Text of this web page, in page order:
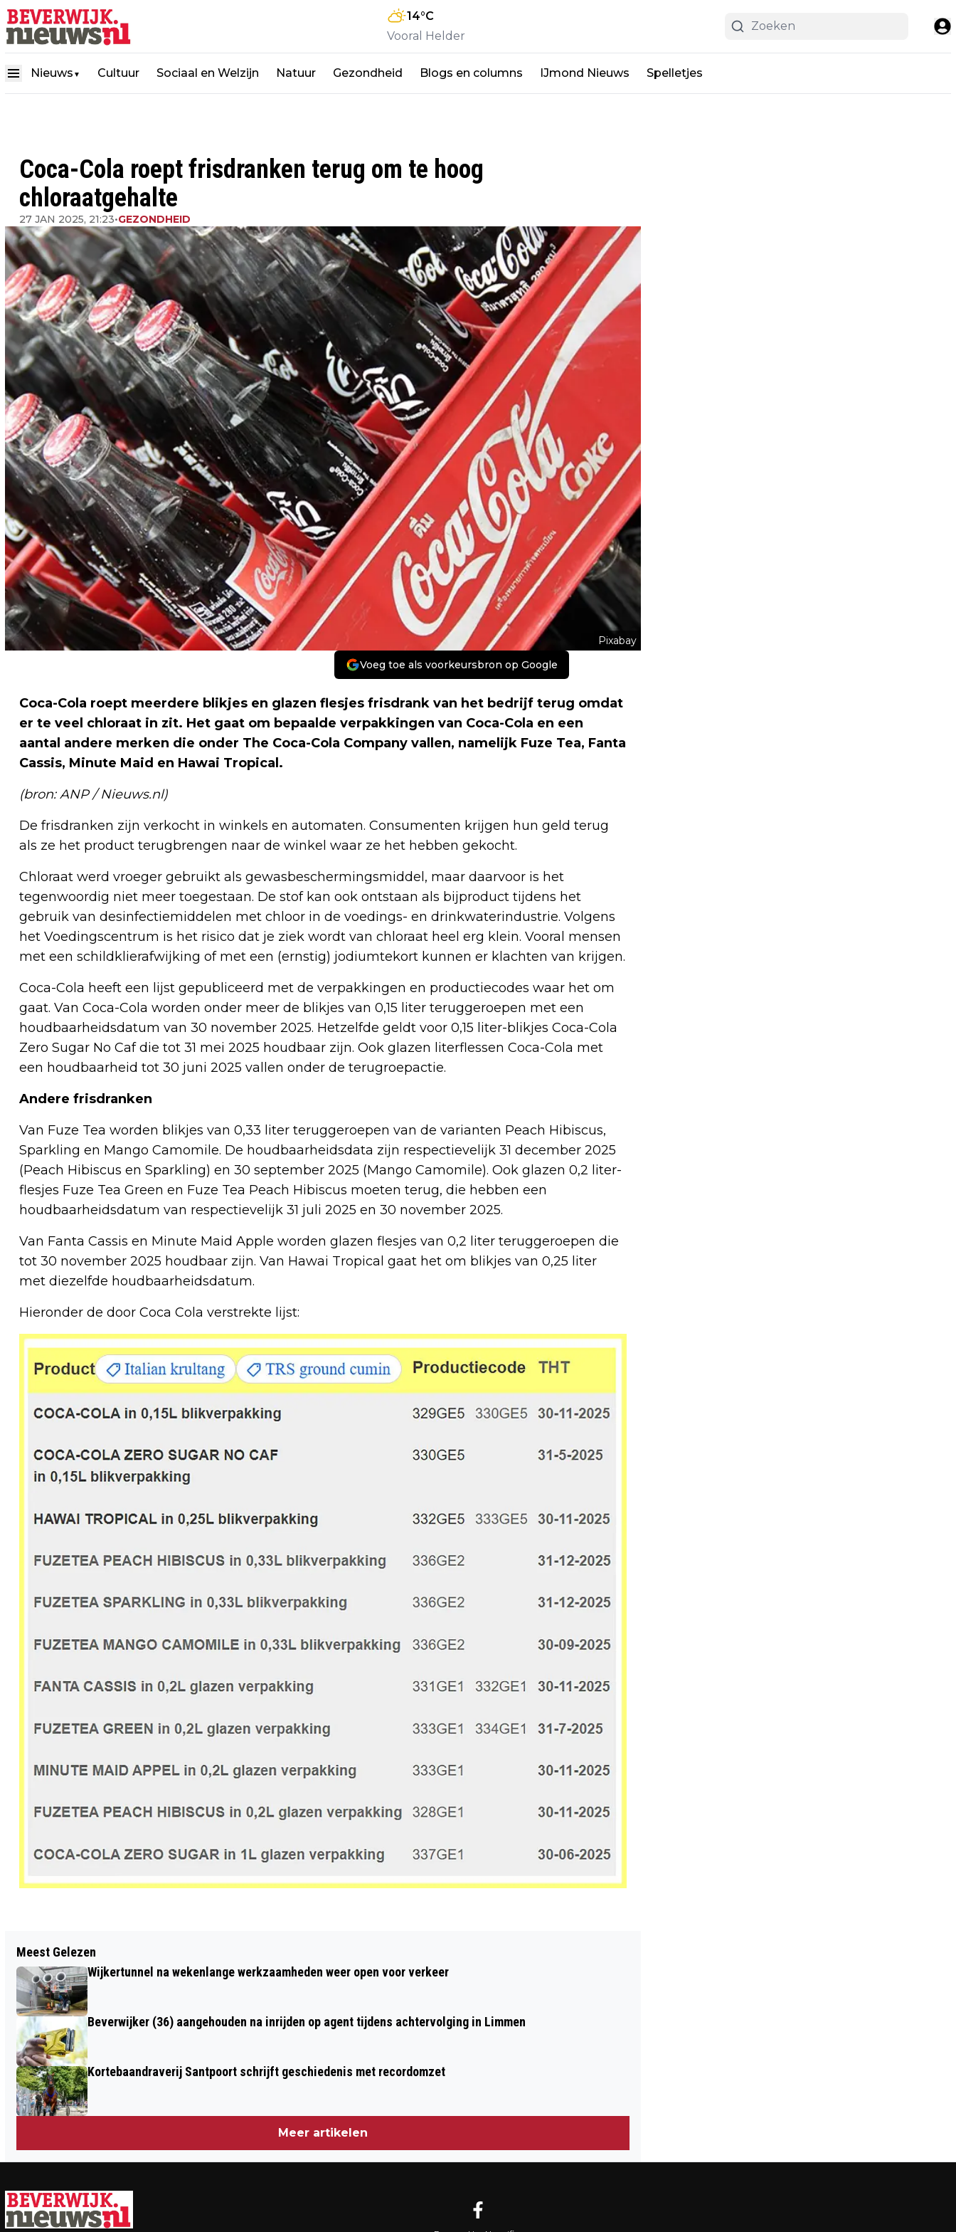
14°C
Vooral Helder
Nieuws ▼ Cultuur Sociaal en Welzijn Natuur Gezondheid Blogs en columns IJmond Nieuws Spelletjes
Coca-Cola roept frisdranken terug om te hoog
chloraatgehalte
27 JAN 2025, 21:23•GEZONDHEID
Pixabay
Voeg toe als voorkeursbron op Google
Coca-Cola roept meerdere blikjes en glazen flesjes frisdrank van het bedrijf terug omdat
er te veel chloraat in zit. Het gaat om bepaalde verpakkingen van Coca-Cola en een
aantal andere merken die onder The Coca-Cola Company vallen, namelijk Fuze Tea, Fanta
Cassis, Minute Maid en Hawai Tropical.
(bron: ANP / Nieuws.nl)
De frisdranken zijn verkocht in winkels en automaten. Consumenten krijgen hun geld terug
als ze het product terugbrengen naar de winkel waar ze het hebben gekocht.
Chloraat werd vroeger gebruikt als gewasbeschermingsmiddel, maar daarvoor is het
tegenwoordig niet meer toegestaan. De stof kan ook ontstaan als bijproduct tijdens het
gebruik van desinfectiemiddelen met chloor in de voedings- en drinkwaterindustrie. Volgens
het Voedingscentrum is het risico dat je ziek wordt van chloraat heel erg klein. Vooral mensen
met een schildklierafwijking of met een (ernstig) jodiumtekort kunnen er klachten van krijgen.
Coca-Cola heeft een lijst gepubliceerd met de verpakkingen en productiecodes waar het om
gaat. Van Coca-Cola worden onder meer de blikjes van 0,15 liter teruggeroepen met een
houdbaarheidsdatum van 30 november 2025. Hetzelfde geldt voor 0,15 liter-blikjes Coca-Cola
Zero Sugar No Caf die tot 31 mei 2025 houdbaar zijn. Ook glazen literflessen Coca-Cola met
een houdbaarheid tot 30 juni 2025 vallen onder de terugroepactie.
Andere frisdranken
Van Fuze Tea worden blikjes van 0,33 liter teruggeroepen van de varianten Peach Hibiscus,
Sparkling en Mango Camomile. De houdbaarheidsdata zijn respectievelijk 31 december 2025
(Peach Hibiscus en Sparkling) en 30 september 2025 (Mango Camomile). Ook glazen 0,2 liter-
flesjes Fuze Tea Green en Fuze Tea Peach Hibiscus moeten terug, die hebben een
houdbaarheidsdatum van respectievelijk 31 juli 2025 en 30 november 2025.
Van Fanta Cassis en Minute Maid Apple worden glazen flesjes van 0,2 liter teruggeroepen die
tot 30 november 2025 houdbaar zijn. Van Hawai Tropical gaat het om blikjes van 0,25 liter
met diezelfde houdbaarheidsdatum.
Hieronder de door Coca Cola verstrekte lijst:
NS STATIONS REGIO KENNEMERLAND
SCOREN REIZIGERSWAARDERING VAN
7,2
DIERENAMBULANCE KENNEMERLAND EN
Meest Gelezen
Wijkertunnel na wekenlange werkzaamheden weer open voor verkeer
Beverwijker (36) aangehouden na inrijden op agent tijdens achtervolging in Limmen
Kortebaandraverij Santpoort schrijft geschiedenis met recordomzet
Meer artikelen